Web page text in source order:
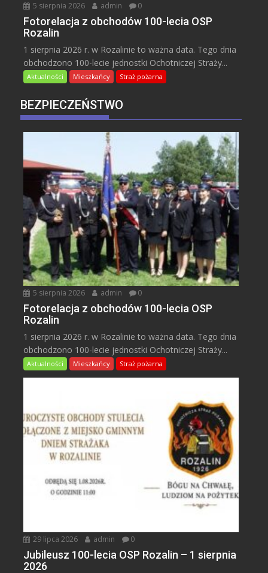
5 sierpnia 2026 admin 0
Fotorelacja z obchodów 100-lecia OSP
Rozalin
1 sierpnia 2026 r. w Rozalinie to ważna data. Tego dnia
obchodzono 100-lecie jednostki Ochotniczej Straży...
Aktualności Mieszkańcy Straż pożarna
BEZPIECZEŃSTWO
5 sierpnia 2026 admin 0
Fotorelacja z obchodów 100-lecia OSP
Rozalin
1 sierpnia 2026 r. w Rozalinie to ważna data. Tego dnia
obchodzono 100-lecie jednostki Ochotniczej Straży...
Aktualności Mieszkańcy Straż pożarna
29 lipca 2026 admin 0
Jubileusz 100-lecia OSP Rozalin – 1 sierpnia
2026